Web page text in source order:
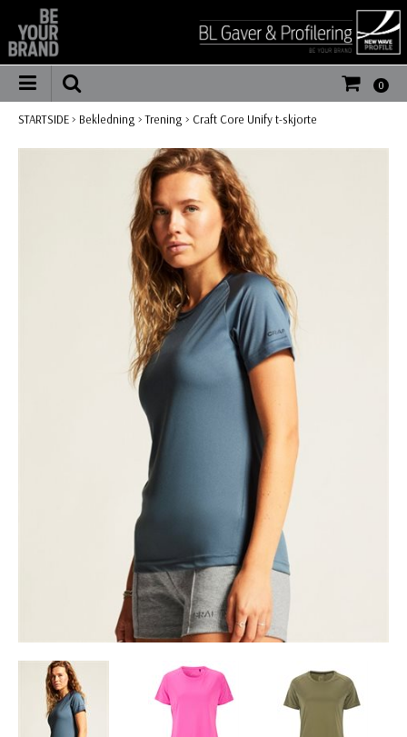
0
STARTSIDE> Bekledning >Trening > Craft Core Unify t-skjorte